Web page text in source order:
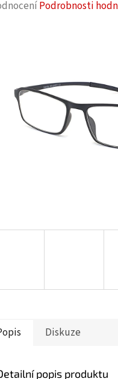
Podrobnosti
Diskuze
popis produktu